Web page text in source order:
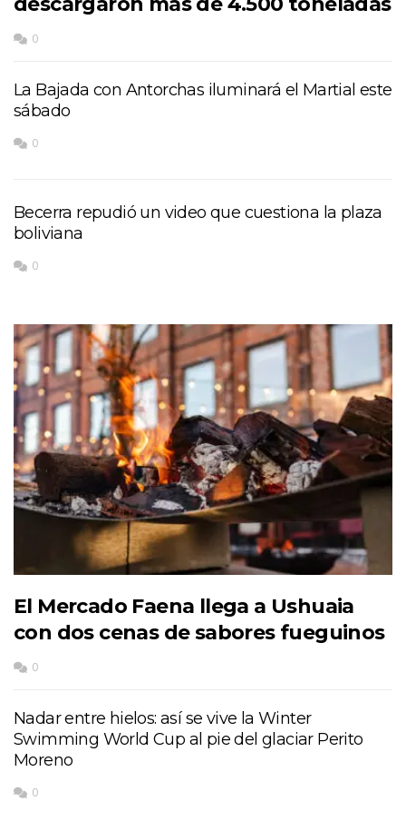
0
La Bajada con Antorchas iluminará el Martial este
sábado
0
Becerra repudió un video que cuestiona la plaza
boliviana
0
El Mercado Faena llega a Ushuaia
con dos cenas de sabores fueguinos
0
Nadar entre hielos: así se vive la Winter
Swimming World Cup al pie del glaciar Perito
Moreno
0